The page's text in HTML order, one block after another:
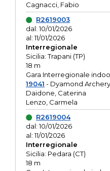
Cagnacci, Fabio
R2619003
dal: 10/01/2026
al: 11/01/2026
Interregionale
Sicilia: Trapani (TP)
18 m
Gara Interregionale
19041 - Dyamond
Daidone, Caterina
Lenzo, Carmela
R2619004
dal: 10/01/2026
al: 11/01/2026
Interregionale
Sicilia: Pedara (CT)
18 m